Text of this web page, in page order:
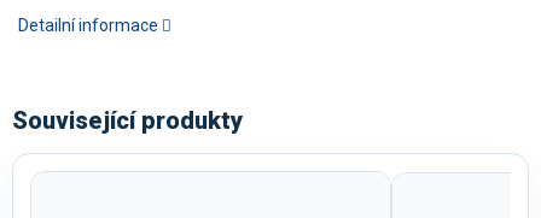
Detailní informace
Související produkty